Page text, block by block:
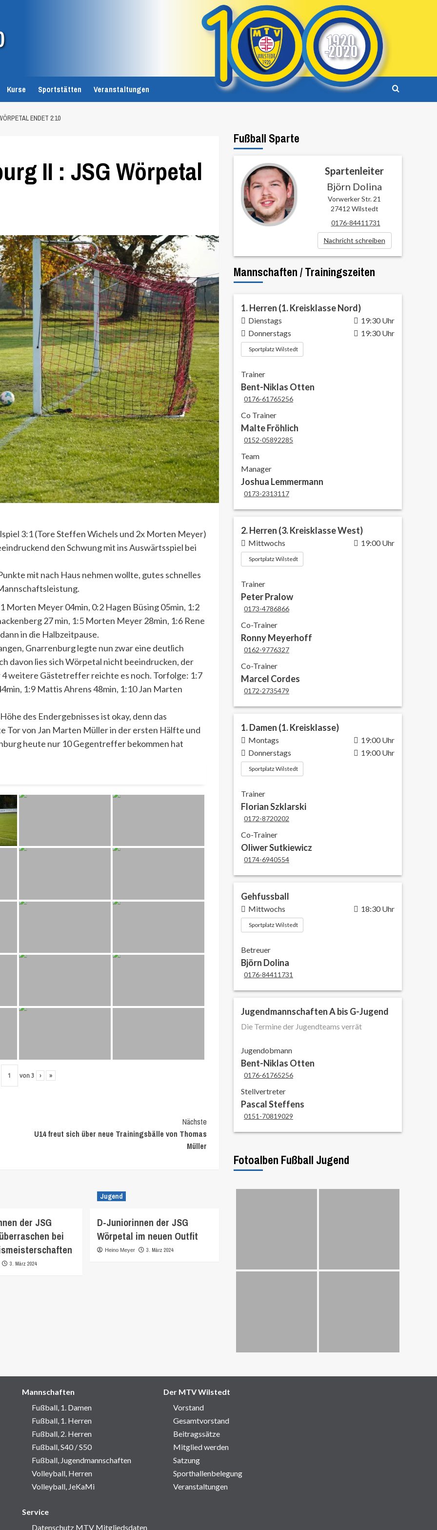
Kurse Sportstätten Veranstaltungen
ENDET 2:10
II : JSG Wörpetal
3:1 (Tore Steffen Wichels und 2x Morten Meyer)
den Schwung mit ins Auswärtsspiel bei
mit nach Haus nehmen wollte, gutes schnelles
Morten Meyer 04min, 0:2 Hagen Büsing 05min, 1:2
27 min, 1:5 Morten Meyer 28min, 1:6 Rene
in die Halbzeitpause.
Gnarrenburg legte nun zwar eine deutlich
davon lies sich Wörpetal nicht beeindrucken, der
weitere Gästetreffer reichte es noch. Torfolge: 1:7
1:9 Mattis Ahrens 48min, 1:10 Jan Marten
des Endergebnisses ist okay, denn das
Tor von Jan Marten Müller in der ersten Hälfte und
heute nur 10 Gegentreffer bekommen hat
von 3 › »
Nächste
U14 freut sich über neue Trainingsbälle von Thomas
Müller
der JSG
bei
3. März 2024
Jugend
D-Juniorinnen der JSG
Wörpetal im neuen Outfit
Heino Meyer 3. März 2024
Fußball Sparte
Spartenleiter
Björn Dolina
Vorwerker Str. 21
27412 Wilstedt
0176-84411731
Nachricht schreiben
Mannschaften / Trainingszeiten
1. Herren (1. Kreisklasse Nord)
Dienstags
19:30 Uhr
Donnerstags
19:30 Uhr
Sportplatz Wilstedt
Trainer
Bent-Niklas Otten
0176-61765256
Co Trainer
Malte Fröhlich
0152-05892285
Team
Manager
Joshua Lemmermann
0173-2313117
2. Herren (3. Kreisklasse West)
Mittwochs 19:00 Uhr
Sportplatz Wilstedt
Trainer
Peter Pralow
0173-4786866
Co-Trainer
Ronny Meyerhoff
0162-9776327
Co-Trainer
Marcel Cordes
0172-2735479
1. Damen (1. Kreisklasse)
Montags
19:00 Uhr
Donnerstags
19:00 Uhr
Sportplatz Wilstedt
Trainer
Florian Szklarski
0172-8720202
Co-Trainer
Oliwer Sutkiewicz
0174-6940554
Gehfussball
Mittwochs 18:30 Uhr
Sportplatz Wilstedt
Betreuer
Björn Dolina
0176-84411731
Jugendmannschaften A bis G-Jugend
Die Termine der Jugendteams verrät
Jugendobmann
Bent-Niklas Otten
0176-61765256
Stellvertreter
Pascal Steffens
0151-70819029
Fotoalben Fußball Jugend
Mannschaften
Fußball, 1. Damen
Fußball, 1. Herren
Fußball, 2. Herren
Fußball, S40 / S50
Fußball, Jugendmannschaften
Volleyball, Herren
Volleyball, JeKaMi
Der MTV Wilstedt
Vorstand
Gesamtvorstand
Beitragssätze
Mitglied werden
Satzung
Sporthallenbelegung
Veranstaltungen
Service
Datenschutz MTV Mitgliedsdaten